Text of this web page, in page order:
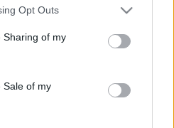
app uses one or more Google
behaviour. You may click to
and its third-party tags to
purposes in below Google
Opt Outs
Sharing of my
Sale of my
- vált szállóigévé az
semmisítették